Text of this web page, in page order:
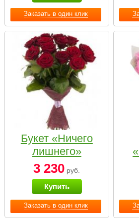
Заказать в один клик
Заказать в один клик
Букет «Ничего
лишнего»
3 230 руб.
Купить